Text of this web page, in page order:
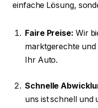
einfache Lösung,
Faire Preise: Wir
marktgerechte
Ihr Auto.
Schnelle
uns ist schnell und